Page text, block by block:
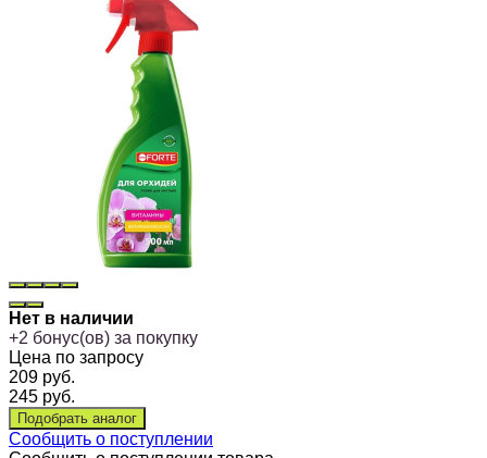
Нет в наличии
+2 бонус(ов) за покупку
Цена по запросу
209 руб.
245 руб.
Сообщить о поступлении